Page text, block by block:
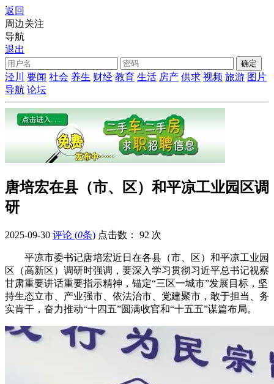
返回
周边关注
导航
退出
泾川 要闻 社会 养生 财经 教育 生活 房产 供求 视频 旅游 图片
导航 论坛
唐培宏在县（市、区）和平凉工业园区调
研
2025-09-30 评论 (0条) 点击数： 92 次
平凉市委书记唐培宏近日在各县（市、区）和平凉工业园
区（高新区）调研时强调，要深入学习贯彻习近平总书记视察
甘肃重要讲话重要指示精神，锚定“三区一城市”发展目标，坚
持生态立市、产业强市、依法治市、党建聚市，敢于担当、务
实肯干，奋力推动“十四五”圆满收官和“十五五”谋篇布局。